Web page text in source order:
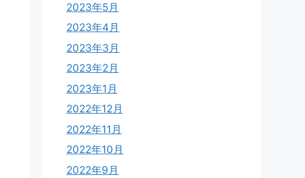
2023年5月
2023年4月
2023年3月
2023年2月
2023年1月
2022年12月
2022年11月
2022年10月
2022年9月